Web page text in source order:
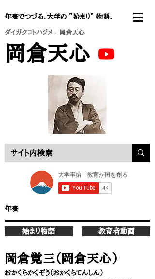
年表でつづる、大学の ”始まり” 物語。
ダイガクコトハジメ - 岡倉天心
岡倉天心
年表
始まり物語 教育者動画
岡倉覚三（岡倉天心）
おかくらかくぞう（おかくらてんしん）